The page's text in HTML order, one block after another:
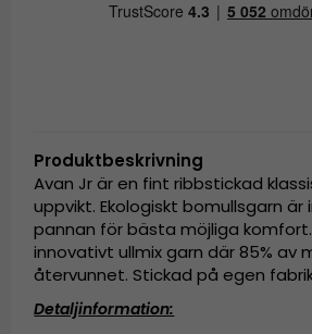
Produktbeskrivning
Avan Jr är en fint ribbstickad
uppvikt. Ekologiskt bomullsgarn
pannan för bästa möjliga
innovativt ullmix garn där 85% av
återvunnet. Stickad på egen
Detaljinformation: